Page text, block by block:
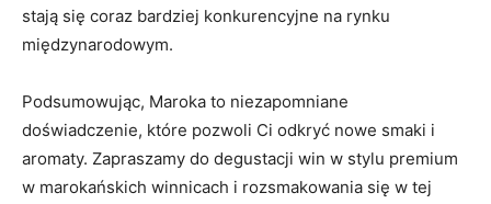
stają się ‌coraz bardziej konkurencyjne na rynku
międzynarodowym.
Podsumowując, Maroka to niezapomniane
doświadczenie, które pozwoli⁤ Ci odkryć‌ nowe smaki‌ i
aromaty. Zapraszamy do‍ degustacji win w⁤ stylu premium
w marokańskich winnicach i rozsmakowania się w ⁢tej